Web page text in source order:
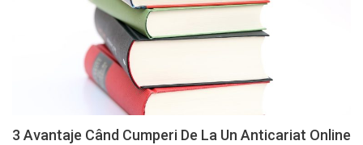
3 Avantaje Când Cumperi De La Un Anticariat Online